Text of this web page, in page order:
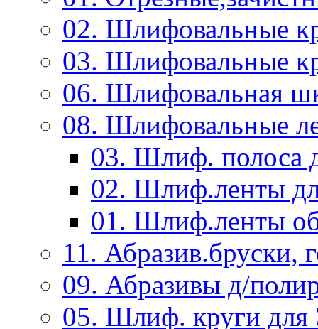
02. Шлифовальные
03. Шлифовальные
06. Шлифовальная
08. Шлифовальные
03. Шлиф.
02. Шлиф.ленты
01. Шлиф.ленты
11. Абразив.бруски,
09. Абразивы д/
05. Шлиф. круги